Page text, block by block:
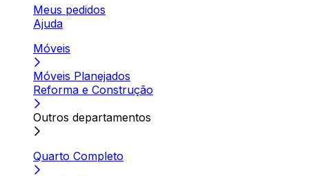
Meus pedidos
Ajuda
Móveis
Móveis Planejados
Reforma e Construção
Outros departamentos
Quarto Completo